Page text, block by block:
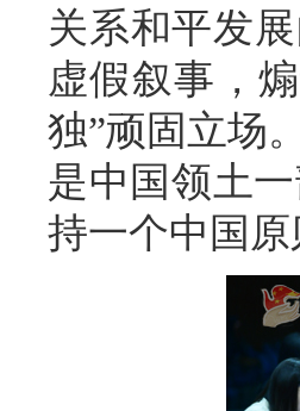
关系和平发
虚假叙事，
独”顽固立场
是中国领土
持一个中国